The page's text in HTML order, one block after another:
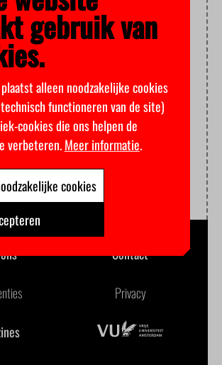
DJANGO
Contact
Privacy
gebruik van
plaatst alleen noodzakelijke cookies
functioneren van de site)
cookies die ons helpen de
verbeteren.Meer informatie.
cookies